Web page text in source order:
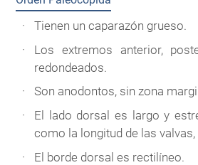
Tienen un caparazón grueso.
Los extremos anterior,
redondeados.
Son anodontos, sin zona
El lado dorsal es largo y
como la longitud de las
El borde dorsal es rectilíneo.